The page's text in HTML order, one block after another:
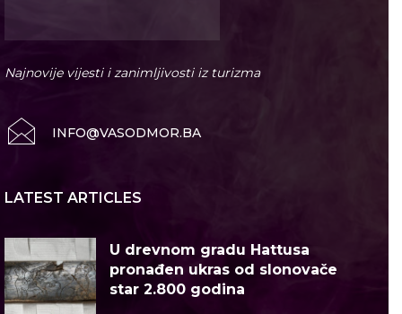
Najnovije vijesti i zanimljivosti iz turizma
INFO@VASODMOR.BA
LATEST ARTICLES
U drevnom gradu Hattusa
pronađen ukras od slonovače
star 2.800 godina